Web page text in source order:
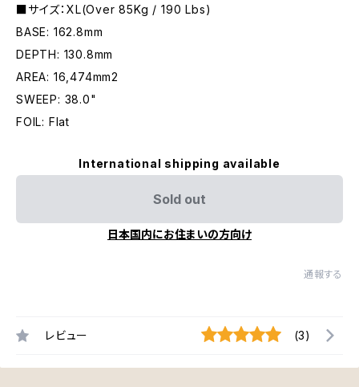
■サイズ：XL(Over 85Kg / 190 Lbs)
BASE: 162.8mm
DEPTH: 130.8mm
AREA: 16,474mm2
SWEEP: 38.0"
FOIL: Flat
International shipping available
Sold out
日本国内にお住まいの方向け
通報する
レビュー (3)